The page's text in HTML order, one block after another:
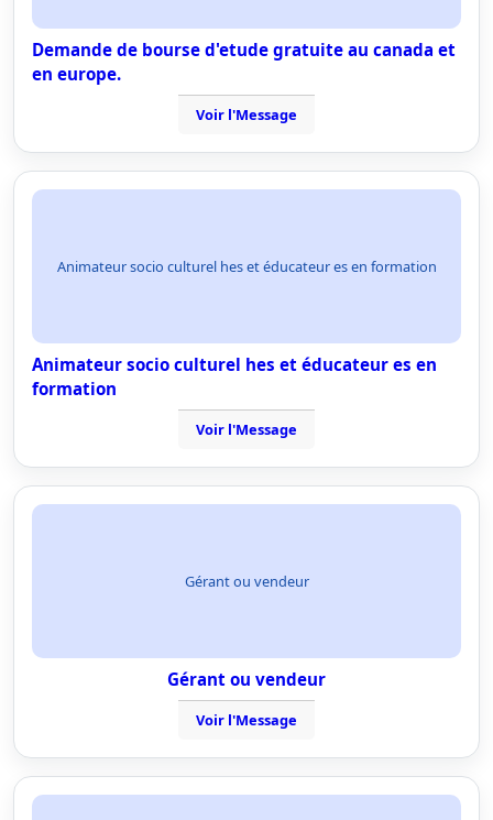
Demande de bourse d'etude gratuite au canada et
en europe.
Voir l'Message
Animateur socio culturel hes et éducateur es en formation
Animateur socio culturel hes et éducateur es en
formation
Voir l'Message
Gérant ou vendeur
Gérant ou vendeur
Voir l'Message